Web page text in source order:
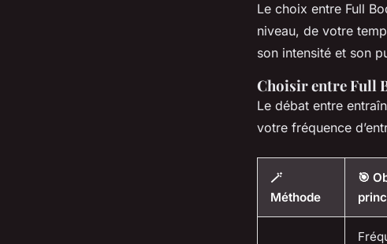
Le choix entre Full
niveau, de votre
son intensité et son
Choisir entre Full
Le débat entre
votre fréquence
🪄
Méthode
🎯